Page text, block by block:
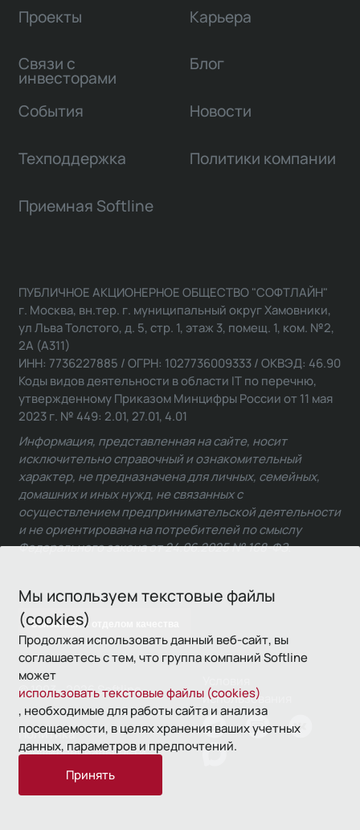
Мы используем текстовые файлы
(cookies)
Продолжая использовать данный веб-сайт, вы
соглашаетесь с тем, что группа компаний Softline
может
использовать текстовые файлы (cookies)
, необходимые для работы сайта и анализа
посещаемости, в целях хранения ваших учетных
данных, параметров и предпочтений.
Принять
Проекты
Связи с
инвесторами
Карьера
Блог
События Новости
Техподдержка Политики компании
Приемная Softline
Связаться с отделом качества
ПУБЛИЧНОЕ АКЦИОНЕРНОЕ ОБЩЕСТВО "СОФТЛАЙН"
г. Москва, вн.тер. г. муниципальный округ Хамовники,
ул Льва Толстого, д. 5, стр. 1, этаж 3, помещ. 1, ком. №2,
2А (А311)
ИНН: 7736227885 / ОГРН: 1027736009333 / ОКВЭД: 46.90
Коды видов деятельности в области IT по перечню,
утвержденному Приказом Минцифры России от 11 мая
2023 г. № 449: 2.01, 27.01, 4.01
Информация, представленная на сайте, носит
исключительно справочный и ознакомительный
характер, не предназначена для личных, семейных,
домашних и иных нужд, не связанных с
осуществлением предпринимательской деятельности
и не ориентирована на потребителей по смыслу
Федерального закона от 24.06.2025 № 168-ФЗ.
© 1993—2026 Softline
использования
Политика
конфиденциальности